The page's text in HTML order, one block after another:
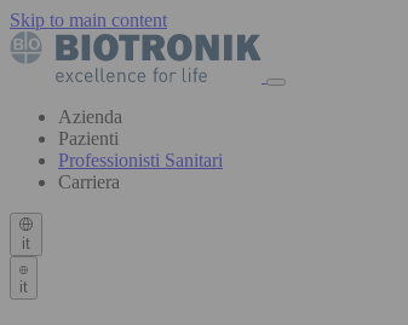
Skip to main content
Azienda
Pazienti
Professionisti Sanitari
Carriera
it
it